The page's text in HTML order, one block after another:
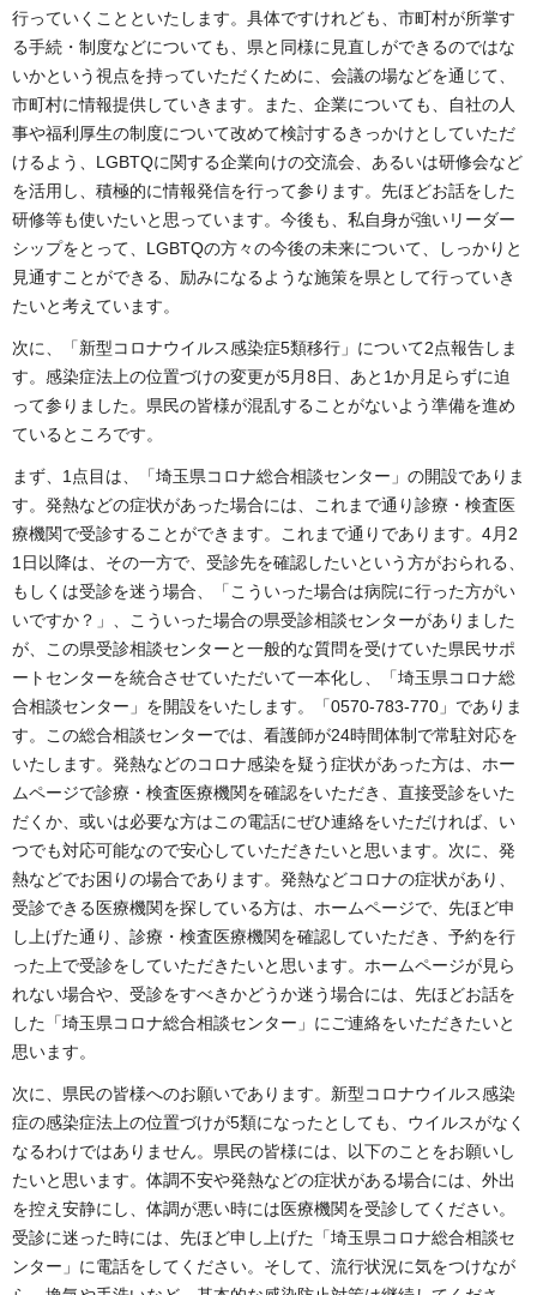
行っていくことといたします。具体ですけれども、市町村が所掌す
る手続・制度などについても、県と同様に見直しができるのではな
いかという視点を持っていただくために、会議の場などを通じて、
市町村に情報提供していきます。また、企業についても、自社の人
事や福利厚生の制度について改めて検討するきっかけとしていただ
けるよう、LGBTQに関する企業向けの交流会、あるいは研修会など
を活用し、積極的に情報発信を行って参ります。先ほどお話をした
研修等も使いたいと思っています。今後も、私自身が強いリーダー
シップをとって、LGBTQの方々の今後の未来について、しっかりと
見通すことができる、励みになるような施策を県として行っていき
たいと考えています。
次に、「新型コロナウイルス感染症5類移行」について2点報告しま
す。 感染症法上の位置づけの変更が5月8日、あと1か月足らずに迫
って参りました。県民の皆様が混乱することがないよう準備を進め
ているところです。
まず、1点目は、「埼玉県コロナ総合相談センター」の開設でありま
す。発熱などの症状があった場合には、これまで通り診療・検査医
療機関で受診することができます。これまで通りであります。4月2
1日以降は、その一方で、受診先を確認したいという方がおられる、
もしくは受診を迷う場合、「こういった場合は病院に行った方がい
いですか？」、こういった場合の県受診相談センターがありました
が、この県受診相談センターと一般的な質問を受けていた県民サポ
ートセンターを統合させていただいて一本化し、「埼玉県コロナ総
合相談センター」を開設をいたします。「0570-783-770」でありま
す。この総合相談センターでは、看護師が24時間体制で常駐対応を
いたします。発熱などのコロナ感染を疑う症状があった方は、ホー
ムページで診療・検査医療機関を確認をいただき、直接受診をいた
だくか、或いは必要な方はこの電話にぜひ連絡をいただければ、い
つでも対応可能なので安心していただきたいと思います。次に、発
熱などでお困りの場合であります。発熱などコロナの症状があり、
受診できる医療機関を探している方は、ホームページで、先ほど申
し上げた通り、診療・検査医療機関を確認していただき、予約を行
った上で受診をしていただきたいと思います。ホームページが見ら
れない場合や、受診をすべきかどうか迷う場合には、先ほどお話を
した「埼玉県コロナ総合相談センター」にご連絡をいただきたいと
思います。
次に、県民の皆様へのお願いであります。新型コロナウイルス感染
症の感染症法上の位置づけが5類になったとしても、ウイルスがなく
なるわけではありません。県民の皆様には、以下のことをお願いし
たいと思います。体調不安や発熱などの症状がある場合には、外出
を控え安静にし、体調が悪い時には医療機関を受診してください。
受診に迷った時には、先ほど申し上げた「埼玉県コロナ総合相談セ
ンター」に電話をしてください。そして、流行状況に気をつけなが